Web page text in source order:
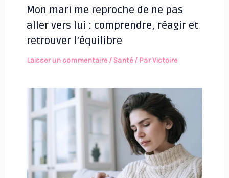
Mon mari me reproche de ne pas
aller vers lui : comprendre, réagir et
retrouver l’équilibre
Laisser un commentaire / Santé/ ParVictoire